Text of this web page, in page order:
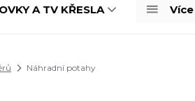
A TV KŘESLA Více
Náhradní potahy